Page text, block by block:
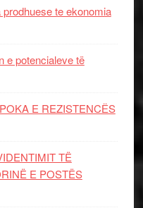
te ekonomia
e potencialeve të
E REZISTENCЁS
TË
E POSTËS